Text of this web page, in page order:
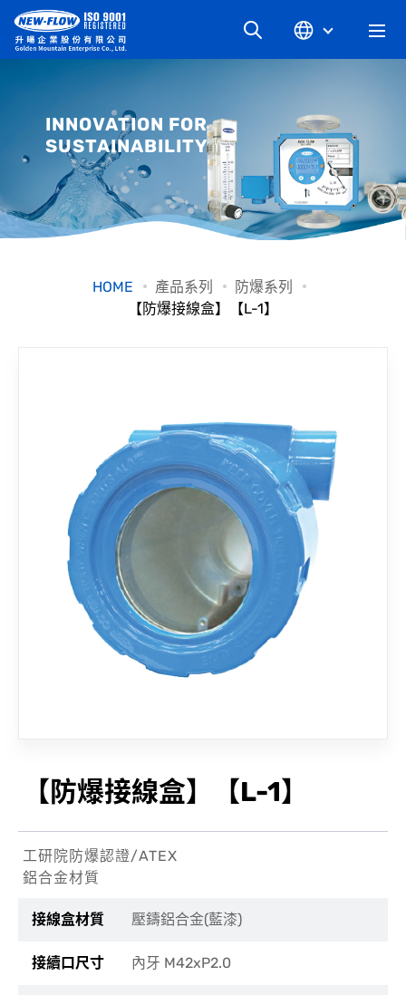
最新消息
知識文章
聯絡我們
INNOVATION FOR
SUSTAINABILITY
HOME 產品系列
防爆系列
【防爆接線盒】【L-1】
【防爆接線盒】【L-1】
工研院防爆認證/ATEX
鋁合金材質
接線盒材質 壓鑄鋁合金(藍漆)
接續口尺寸 內牙 M42xP2.0